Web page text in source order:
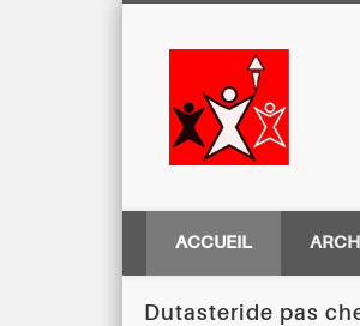
ACCUEIL
Dutasteride pas